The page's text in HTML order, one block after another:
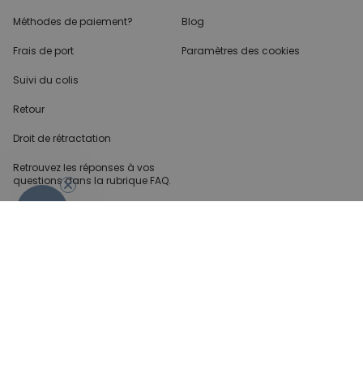
Méthodes de paiement?
Frais de port
Suivi du colis
Retour
Droit de rétractation
Retrouvez les réponses à vos
questions dans la rubrique FAQ.
Blog
Paramètres des cookies